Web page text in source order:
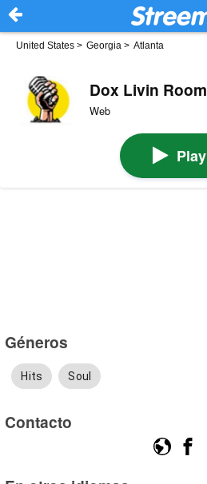
United States > Georgia > Atlanta
Dox Livin Room
Web
Play
Géneros
Hits Soul
Contacto